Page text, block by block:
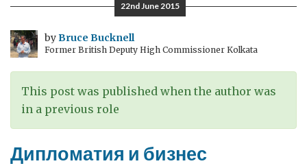
велосипед…
22nd June 2015
byBruce Bucknell
Former British Deputy High Commissioner Kolkata
This post was published when the author was
in a previous role
Дипломатия и бизнес